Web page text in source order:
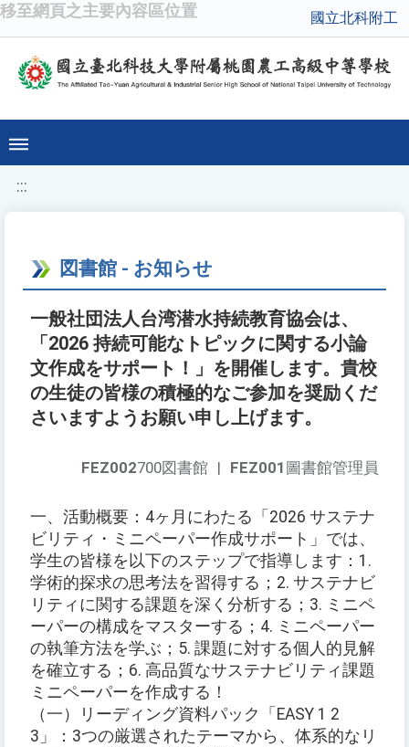
移至網頁之主要內容區位置 國立北科附工
:::
図書館 - お知らせ
一般社団法人台湾潜水持続教育協会は、
「2026 持続可能なトピックに関する小論
文作成をサポート！」を開催します。貴校
の生徒の皆様の積極的なご参加を奨励くだ
さいますようお願い申し上げます。
FEZ001 圖書館管理員
FEZ002700図書館 |
一、活動概要：4ヶ月にわたる「2026 サステナ
ビリティ・ミニペーパー作成サポート」では、
学生の皆様を以下のステップで指導します：1.
学術的探求の思考法を習得する；2. サステナビ
リティに関する課題を深く分析する；3. ミニペ
ーパーの構成をマスターする；4. ミニペーパー
の執筆方法を学ぶ；5. 課題に対する個人的見解
を確立する；6. 高品質なサステナビリティ課題
ミニペーパーを作成する！
（一）リーディング資料パック「EASY 1 2
3」：3つの厳選されたテーマから、体系的なリ